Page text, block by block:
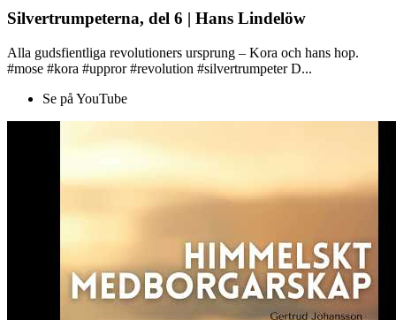
Silvertrumpeterna, del 6 | Hans Lindelöw
Alla gudsfientliga revolutioners ursprung – Kora och hans hop.
#mose #kora #uppror #revolution #silvertrumpeter D...
Se på YouTube